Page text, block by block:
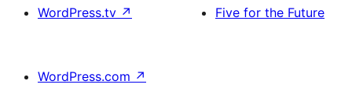
WordPress.tv ↗
Five for the Future
WordPress.com ↗